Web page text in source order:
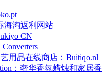
海淘返利网站
CN
用品在线商店：Buitiqo.nl
：奢华香氛蜡烛和家居香